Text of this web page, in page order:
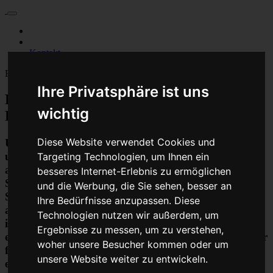
Ihre Privatsphäre ist uns
wichtig
Diese Website verwendet Cookies und
Targeting Technologien, um Ihnen ein
besseres Internet-Erlebnis zu ermöglichen
und die Werbung, die Sie sehen, besser an
Ihre Bedürfnisse anzupassen. Diese
Technologien nutzen wir außerdem, um
Ergebnisse zu messen, um zu verstehen,
woher unsere Besucher kommen oder um
unsere Website weiter zu entwickeln.
Kontakt
Fahrzeugmarken
Baumaschine Pumpensteuergerät
Reparatur oder Austauschgerät KVA
Unser Betrieb steht für kostengünstige Prüfungen
und Reparaturen von Steuergeräten aller Art, unter
anderem von Motor-Steuergeräten, Airbag-
Steuergeräten, ABS-Steuergeräten uvm.
STEUBEL® verfügt dabei über viel Erfahrung und
ausgewiesene Expertise bei PKW-Steuergeräten und
insbesondere Motor-steuergeräte Reparaturen. So
ermöglicht STEUBEL® eine Steuergeräte Reparatur
für nahezu aller Hersteller und Fahrzeugarten - sei
es Motorrad oder LKW. Auch die Reparatur von